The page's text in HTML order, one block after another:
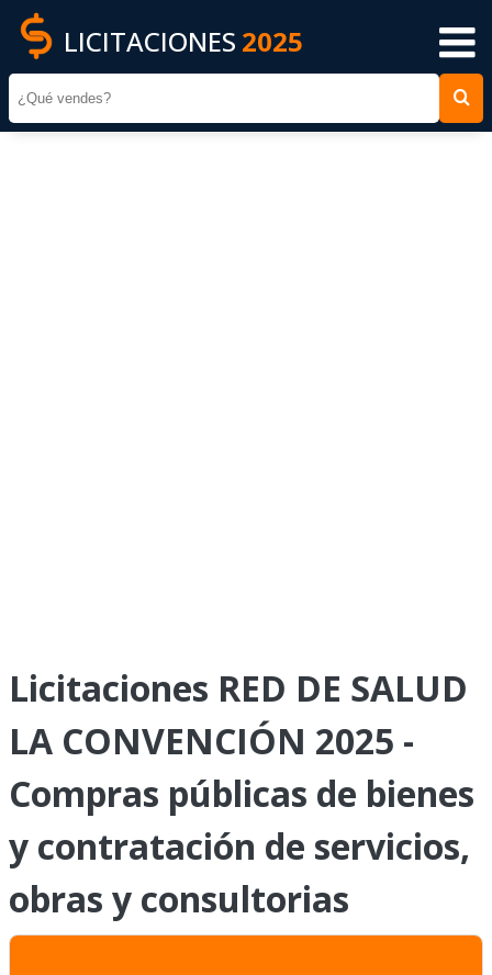
LICITACIONES 2025
Licitaciones RED DE SALUD
LA CONVENCIÓN 2025 -
Compras públicas de bienes
y contratación de servicios,
obras y consultorias